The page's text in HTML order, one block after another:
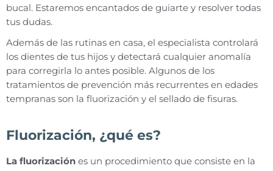
bucal. Estaremos encantados de guiarte y resolver todas
tus dudas.
Además de las rutinas en casa, el especialista controlará
los dientes de tus hijos y detectará cualquier anomalía
para corregirla lo antes posible. Algunos de los
tratamientos de prevención más recurrentes en edades
tempranas son la fluorización y el sellado de fisuras.
Fluorización, ¿qué es?
La fluorización es un procedimiento que consiste en la